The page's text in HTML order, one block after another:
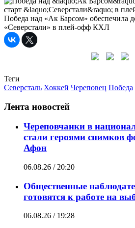
Победа над «Ак Барсом» обеспечила
«Северстали» в плей-офф КХЛ
Теги
Северсталь Хоккей Череповец Победа
Лента новостей
Череповчанки в
стали героями снимков
Афон
06.08.26 / 20:20
Общественные
готовятся к работе на
06.08.26 / 19:28